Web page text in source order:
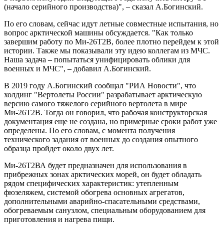
(начало серийного производства)", – сказал А.Богинский.
По его словам, сейчас идут летные совместные испытания, но
вопрос арктической машины обсуждается. "Как только
завершим работу по Ми-26Т2В, более плотно перейдем к этой
истории. Также мы показывали эту идею коллегам из МЧС.
Наша задача – попытаться унифицировать облики для
военных и МЧС", – добавил А.Богинский.
В 2019 году А.Богинский сообщал "РИА Новости", что
холдинг "Вертолеты России" разрабатывает арктическую
версию самого тяжелого серийного вертолета в мире
Ми-26Т2В. Тогда он говорил, что рабочая конструкторская
документация еще не создана, но примерные сроки работ уже
определены. По его словам, с момента получения
технического задания от военных до создания опытного
образца пройдет около двух лет.
Ми-26Т2ВА будет предназначен для использования в
прибрежных зонах арктических морей, он будет обладать
рядом специфических характеристик: утепленным
фюзеляжем, системой обогрева основных агрегатов,
дополнительными аварийно-спасательными средствами,
обогреваемым санузлом, специальным оборудованием для
приготовления и нагрева пищи.